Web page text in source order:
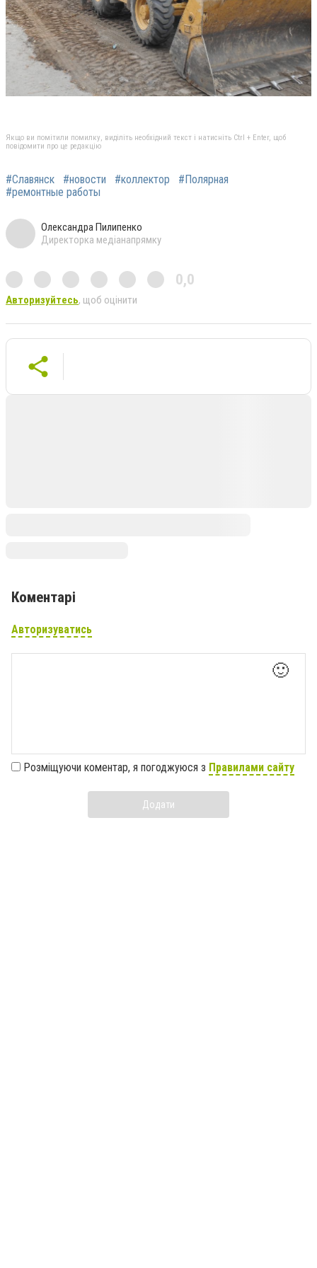
Якщо ви помітили помилку, виділіть необхідний текст і натисніть Ctrl + Enter, щоб
повідомити про це редакцію
#Славянск #новости #коллектор
#Полярная
#ремонтные работы
Олександра Пилипенко
Директорка медіанапрямку
0,0
Авторизуйтесь, щоб оцінити
Коментарі
Авторизуватись
🙂
Розміщуючи коментар, я погоджуюся з Правилами сайту
Додати